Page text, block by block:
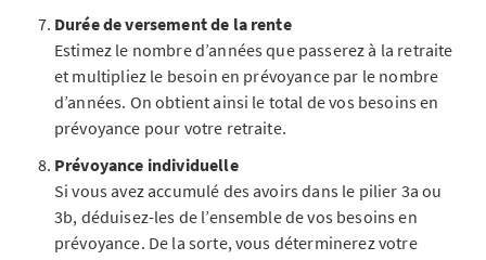
Durée de versement de la rente
Estimez le nombre d’années que passerez à la retraite
et multipliez le besoin en prévoyance par le nombre
d’années. On obtient ainsi le total de vos besoins en
prévoyance pour votre retraite.
Prévoyance individuelle
Si vous avez accumulé des avoirs dans le pilier 3a ou
3b, déduisez-les de l’ensemble de vos besoins en
prévoyance. De la sorte, vous déterminerez votre